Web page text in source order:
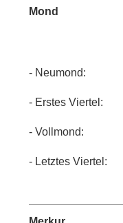
Mond
- Neumond:
- Erstes Viertel:
- Vollmond:
- Letztes Viertel: